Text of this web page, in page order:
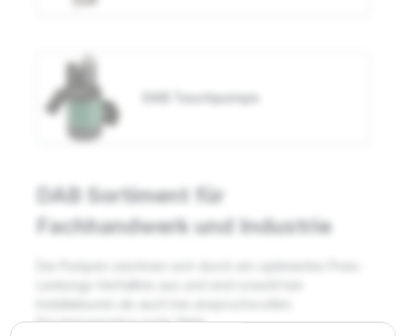
DAB Tauchpumpe
DAB Sortiment für
Fachhandwerk und Industrie
Privatanwendern erste Wahl.